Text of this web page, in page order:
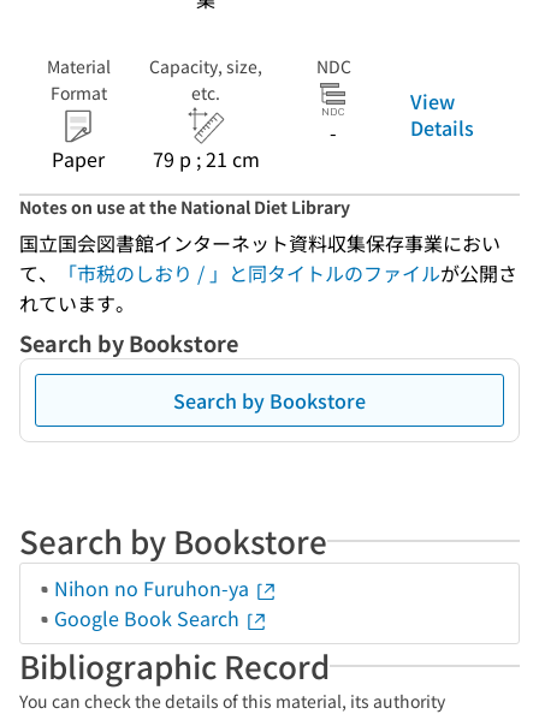
Material
Format
Paper
Capacity, size,
etc.
79 p ; 21 cm
NDC
-
View
Details
Notes on use at the National Diet Library
国立国会図書館インターネット資料収集保存事業におい
て、
「市税のしおり / 」と同タイトルのファイルが公開さ
れています。
Search by Bookstore
Search by Bookstore
Search by Bookstore
Nihon no Furuhon-ya
Google Book Search
Bibliographic Record
You can check the details of this material, its authority